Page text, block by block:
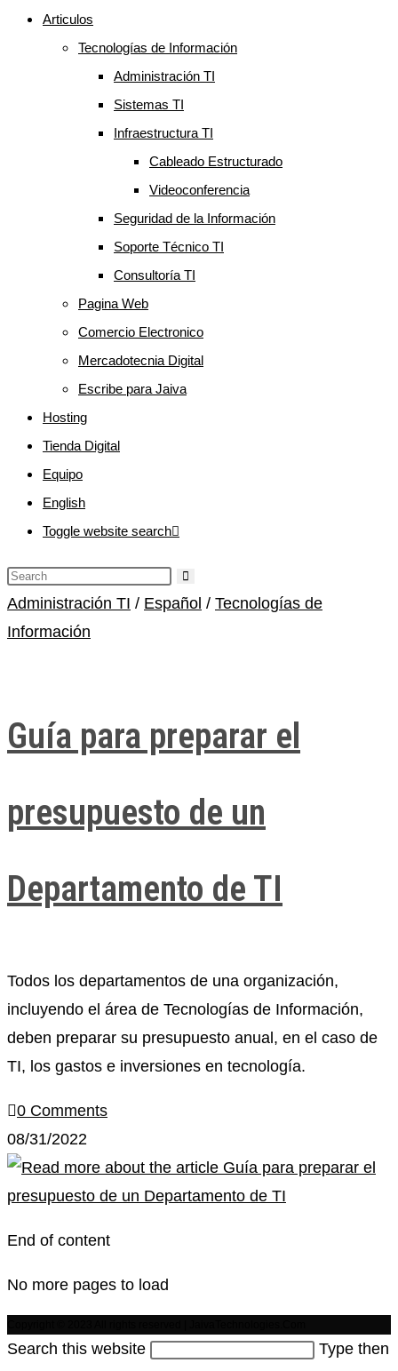
Articulos
Tecnologías de Información
Administración TI
Sistemas TI
Infraestructura TI
Cableado Estructurado
Videoconferencia
Seguridad de la Información
Soporte Técnico TI
Consultoría TI
Pagina Web
Comercio Electronico
Mercadotecnia Digital
Escribe para Jaiva
Hosting
Tienda Digital
Equipo
English
Toggle website search
Administración TI / Español / Tecnologías de
Información
Guía para preparar el
presupuesto de un
Departamento de TI
Todos los departamentos de una organización,
incluyendo el área de Tecnologías de Información,
deben preparar su presupuesto anual, en el caso de
TI, los gastos e inversiones en tecnología.
0 Comments
08/31/2022
End of content
No more pages to load
Search this website
Type then